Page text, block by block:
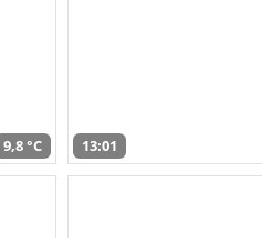
9,8 °C 13:01